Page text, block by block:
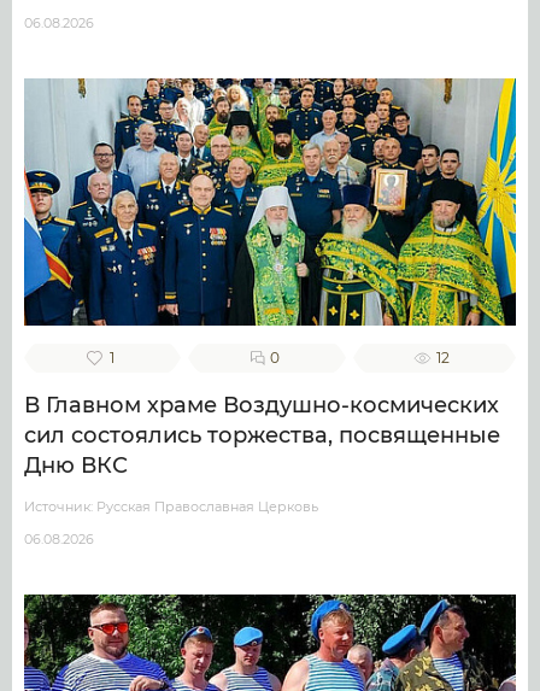
06.08.2026
1 0 12
В Главном храме Воздушно-космических
сил состоялись торжества, посвященные
Дню ВКС
Источник: Русская Православная Церковь
06.08.2026